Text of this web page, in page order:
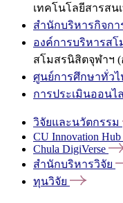
เทคโนโลยีสารสน
สำนักบริหารกิจก
องค์การบริหารส
สโมสรนิสิตจุฬาฯ (
ศูนย์การศึกษาทั่วไ
การประเมินออนไ
วิจัยและนวัตกรรม
CU Innovation Hub
Chula DigiVerse
สำนักบริหารวิจัย
ทุนวิจัย